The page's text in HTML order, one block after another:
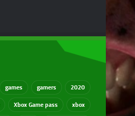
2020
gamers
games
xbox
Xbox Game pass